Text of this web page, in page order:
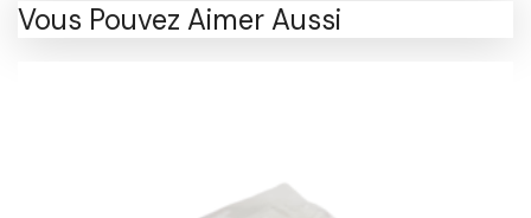
Vous Pouvez Aimer Aussi